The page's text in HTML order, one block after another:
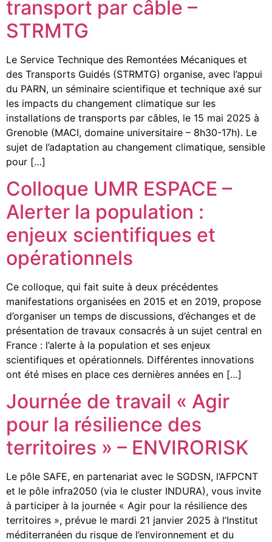
transport par câble –
STRMTG
Le Service Technique des Remontées Mécaniques et
des Transports Guidés (STRMTG) organise, avec l’appui
du PARN, un séminaire scientifique et technique axé sur
les impacts du changement climatique sur les
installations de transports par câbles, le 15 mai 2025 à
Grenoble (MACI, domaine universitaire – 8h30-17h). Le
sujet de l’adaptation au changement climatique, sensible
pour […]
Colloque UMR ESPACE –
Alerter la population :
enjeux scientifiques et
opérationnels
Ce colloque, qui fait suite à deux précédentes
manifestations organisées en 2015 et en 2019, propose
d’organiser un temps de discussions, d’échanges et de
présentation de travaux consacrés à un sujet central en
France : l’alerte à la population et ses enjeux
scientifiques et opérationnels. Différentes innovations
ont été mises en place ces dernières années en […]
Journée de travail « Agir
pour la résilience des
territoires » – ENVIRORISK
Le pôle SAFE, en partenariat avec le SGDSN, l’AFPCNT
et le pôle infra2050 (via le cluster INDURA), vous invite
à participer à la journée « Agir pour la résilience des
territoires », prévue le mardi 21 janvier 2025 à l’Institut
méditerranéen du risque de l’environnement et du